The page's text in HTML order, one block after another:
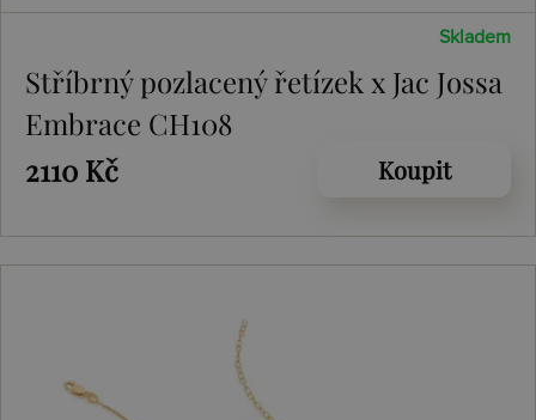
Skladem
Stříbrný pozlacený řetízek x Jac Jossa
Embrace CH108
2110 Kč
Koupit